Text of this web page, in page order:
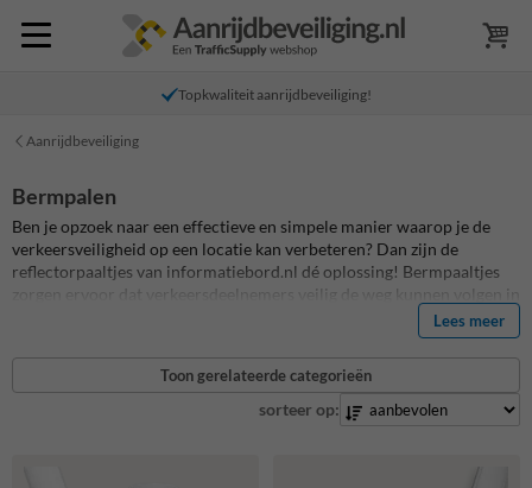
Topkwaliteit aanrijdbeveiliging!
Aanrijdbeveiliging
Bermpalen
Ben je opzoek naar een effectieve en simpele manier waarop je de
verkeersveiligheid op een locatie kan verbeteren? Dan zijn de
reflectorpaaltjes van informatiebord.nl dé oplossing! Bermpaaltjes
zorgen ervoor dat verkeersdeelnemers veilig de weg kunnen volgen in
het donker of tijdens hevige weersomstandigheden, bovendien zijn de
bermpalen gemakkelijk en snel te installeren. Bermpalen zijn
verkrijgbaar in verschillende uitvoeringen en kleuren, voor
verschillende situaties. Reflectorpalen worden vervaardigd uit
kuststof, dat bestand is tegen alle weersomstandigheden en wat
Lees meer
Toon gerelateerde categorieën
sorteer op: